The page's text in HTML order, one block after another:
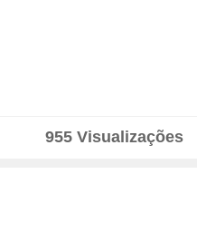
955 Visualizações